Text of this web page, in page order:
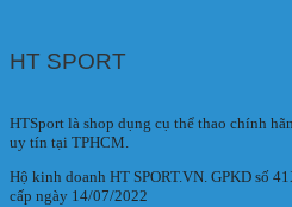
HT SPORT
HTSport là shop dụng cụ thể thao chính
uy tín tại TPHCM.
Hộ kinh doanh HT SPORT.VN. GPKD số
cấp ngày 14/07/2022